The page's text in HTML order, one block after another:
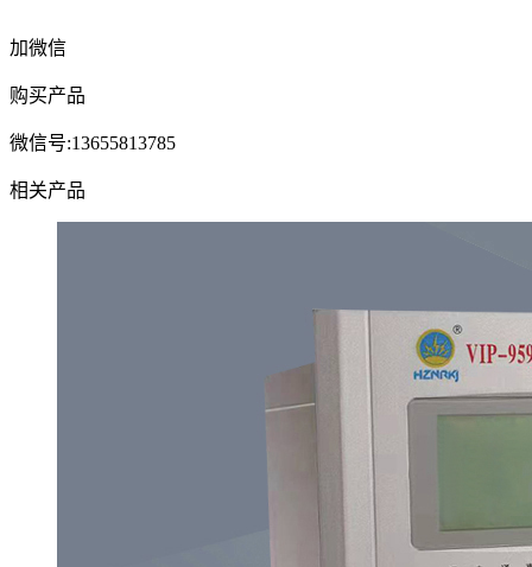
加微信
购买产品
微信号:13655813785
相关产品